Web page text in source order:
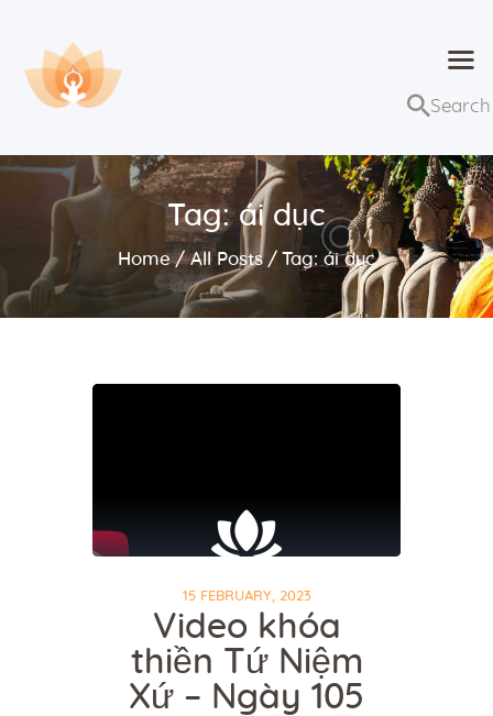
Tag: ái dục
Home All Posts Tag: ái dục
Trang chủ
Bài giảng
Lớp học và sự kiện
Về Dhammaduta
15 FEBRUARY, 2023
Video khóa
thiền Tứ Niệm
Xứ – Ngày 105